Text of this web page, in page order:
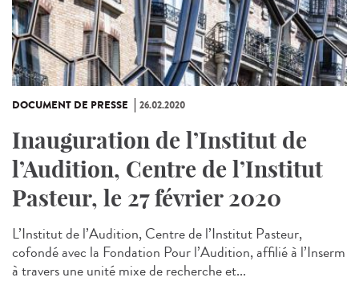
DOCUMENT DE PRESSE 26.02.2020
Inauguration de l’Institut de
l’Audition, Centre de l’Institut
Pasteur, le 27 février 2020
L’Institut de l’Audition, Centre de l’Institut Pasteur,
cofondé avec la Fondation Pour l’Audition, affilié à l’Inserm
à travers une unité mixe de recherche et...